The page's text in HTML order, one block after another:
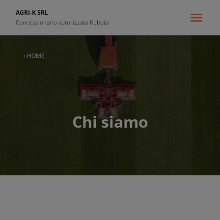
AGRI-K SRL
Concessionario autorizzato Kubota
‹ HOME
Chi siamo